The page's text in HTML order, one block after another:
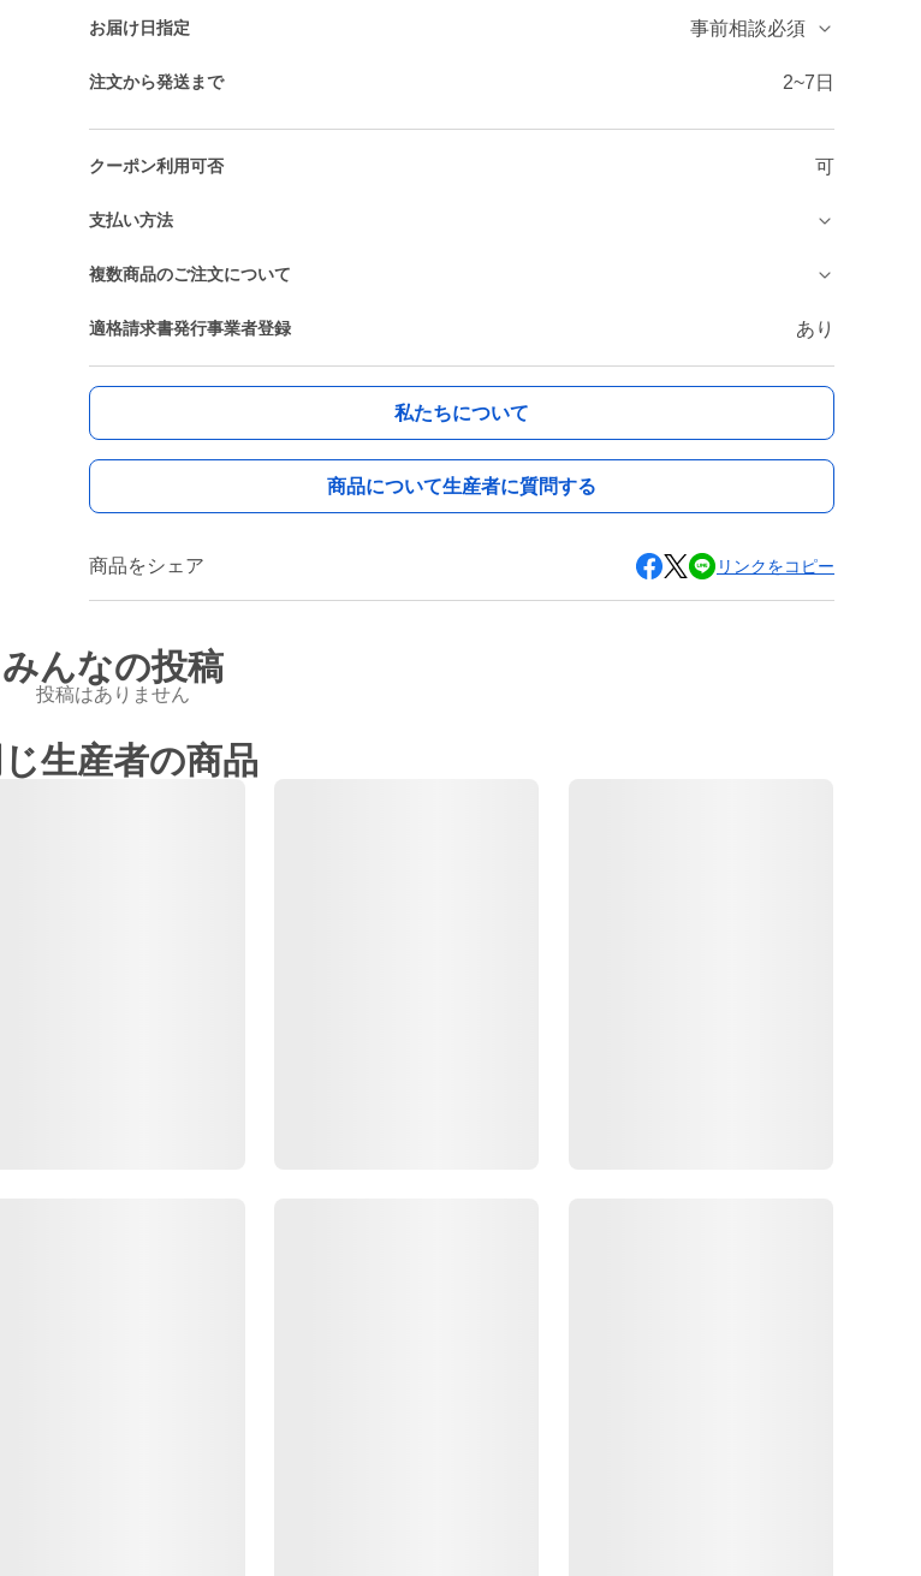
お届け日指定 事前相談必須
注文から発送まで 2~7日
クーポン利用可否 可
支払い方法
複数商品のご注文について
適格請求書発行事業者登録 あり
私たちについて
商品について生産者に質問する
商品をシェア リンクをコピー
みんなの投稿
投稿はありません
じ生産者の商品